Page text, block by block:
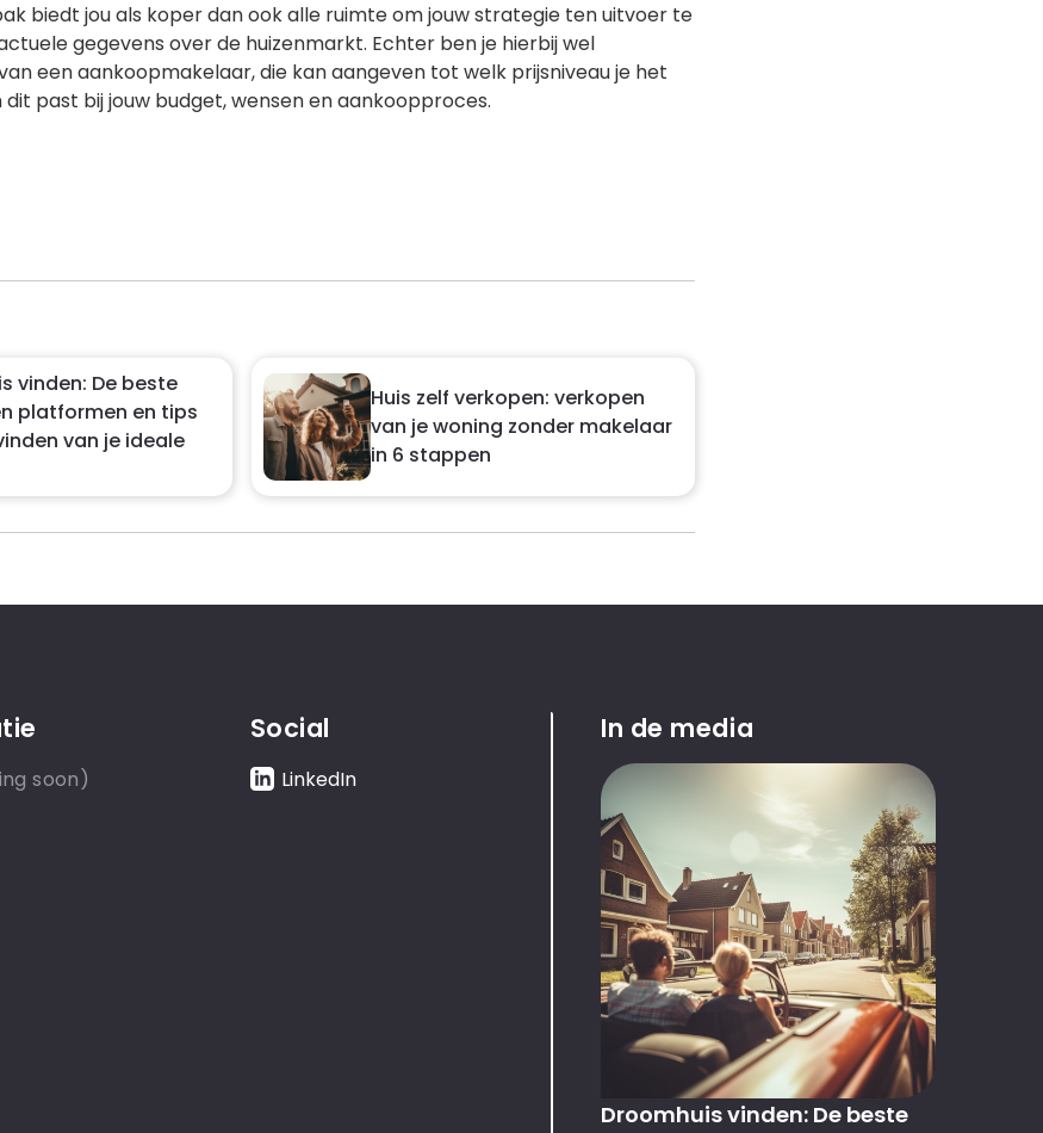
biedt jou als koper dan ook alle ruimte om jouw strategie ten uitvoer te
gegevens over de huizenmarkt. Echter ben je hierbij wel
een aankoopmakelaar, die kan aangeven tot welk prijsniveau je het
past bij jouw budget, wensen en aankoopproces.
vinden: De beste
platformen en tips
van je ideale
Huis zelf verkopen: verkopen
van je woning zonder makelaar
in 6 stappen
soon)
Social
LinkedIn
In de media
Droomhuis vinden: De beste